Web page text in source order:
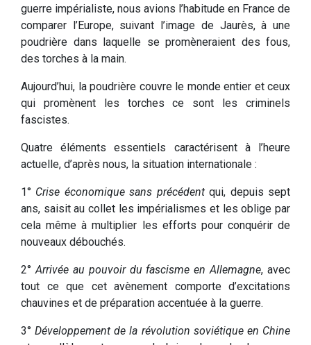
guerre impérialiste, nous avions l’habitude en France de
comparer l’Europe, suivant l’image de Jaurès, à une
poudrière dans laquelle se promèneraient des fous,
des torches à la main.
Aujourd’hui, la poudrière couvre le monde entier et ceux
qui promènent les torches ce sont les criminels
fascistes.
Quatre éléments essentiels caractérisent à l’heure
actuelle, d’après nous, la situation internationale :
1° Crise économique sans précédentqui, depuis sept
ans, saisit au collet les impérialismes et les oblige par
cela même à multiplier les efforts pour conquérir de
nouveaux débouchés.
2°Arrivée au pouvoir du fascisme en Allemagne, avec
tout ce que cet avènement comporte d’excitations
chauvines et de préparation accentuée à la guerre.
3°Développement de la révolution soviétique en Chine